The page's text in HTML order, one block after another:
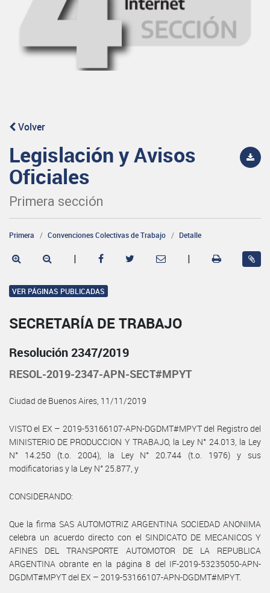
Volver
Legislación y Avisos
Oficiales
Primera sección
Primera Convenciones Colectivas de Trabajo Detalle
| |
VER PÁGINAS PUBLICADAS
SECRETARÍA DE TRABAJO
Resolución 2347/2019
RESOL-2019-2347-APN-SECT#MPYT
Ciudad de Buenos Aires, 11/11/2019
VISTO el EX – 2019-53166107-APN-DGDMT#MPYT del Registro del
MINISTERIO DE PRODUCCION Y TRABAJO, la Ley N° 24.013, la Ley
N° 14.250 (t.o. 2004), la Ley N° 20.744 (t.o. 1976) y sus
modificatorias y la Ley N° 25.877, y
CONSIDERANDO:
Que la firma SAS AUTOMOTRIZ ARGENTINA SOCIEDAD ANONIMA
celebra un acuerdo directo con el SINDICATO DE MECANICOS Y
AFINES DEL TRANSPORTE AUTOMOTOR DE LA REPUBLICA
ARGENTINA obrante en la página 8 del IF-2019-53235050-APN-
DGDMT#MPYT del EX – 2019-53166107-APN-DGDMT#MPYT.